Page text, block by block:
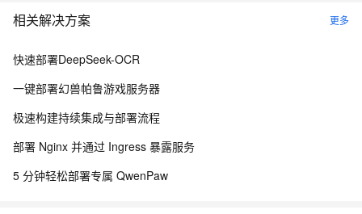
相关解决方案 更多
快速部署DeepSeek-OCR
一键部署幻兽帕鲁游戏服务器
极速构建持续集成与部署流程
部署 Nginx 并通过 Ingress 暴露服务
5 分钟轻松部署专属 QwenPaw